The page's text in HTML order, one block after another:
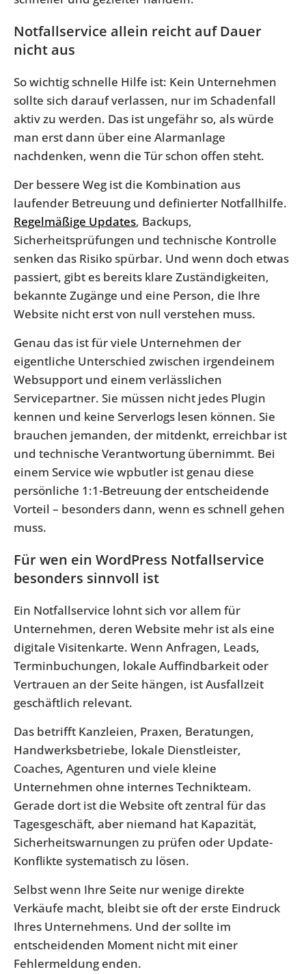
Notfallservice allein reicht auf Dauer
nicht aus
So wichtig schnelle Hilfe ist: Kein Unternehmen
sollte sich darauf verlassen, nur im Schadenfall
aktiv zu werden. Das ist ungefähr so, als würde
man erst dann über eine Alarmanlage
nachdenken, wenn die Tür schon offen steht.
Der bessere Weg ist die Kombination aus
laufender Betreuung und definierter Notfallhilfe.
Regelmäßige Updates, Backups,
Sicherheitsprüfungen und technische Kontrolle
senken das Risiko spürbar. Und wenn doch etwas
passiert, gibt es bereits klare Zuständigkeiten,
bekannte Zugänge und eine Person, die Ihre
Website nicht erst von null verstehen muss.
Genau das ist für viele Unternehmen der
eigentliche Unterschied zwischen irgendeinem
Websupport und einem verlässlichen
Servicepartner. Sie müssen nicht jedes Plugin
kennen und keine Serverlogs lesen können. Sie
brauchen jemanden, der mitdenkt, erreichbar ist
und technische Verantwortung übernimmt. Bei
einem Service wie wpbutler ist genau diese
persönliche 1:1-Betreuung der entscheidende
Vorteil – besonders dann, wenn es schnell gehen
muss.
Für wen ein WordPress Notfallservice
besonders sinnvoll ist
Ein Notfallservice lohnt sich vor allem für
Unternehmen, deren Website mehr ist als eine
digitale Visitenkarte. Wenn Anfragen, Leads,
Terminbuchungen, lokale Auffindbarkeit oder
Vertrauen an der Seite hängen, ist Ausfallzeit
geschäftlich relevant.
Das betrifft Kanzleien, Praxen, Beratungen,
Handwerksbetriebe, lokale Dienstleister,
Coaches, Agenturen und viele kleine
Unternehmen ohne internes Technikteam.
Gerade dort ist die Website oft zentral für das
Tagesgeschäft, aber niemand hat Kapazität,
Sicherheitswarnungen zu prüfen oder Update-
Konflikte systematisch zu lösen.
Selbst wenn Ihre Seite nur wenige direkte
Verkäufe macht, bleibt sie oft der erste Eindruck
Ihres Unternehmens. Und der sollte im
entscheidenden Moment nicht mit einer
Fehlermeldung enden.